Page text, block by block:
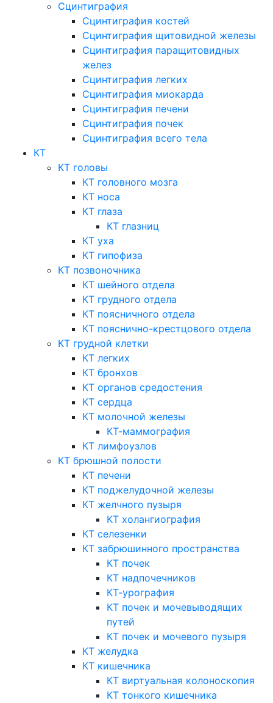
Сцинтиграфия
Сцинтиграфия костей
Сцинтиграфия щитовидной железы
Сцинтиграфия паращитовидных
желез
Сцинтиграфия легких
Сцинтиграфия миокарда
Сцинтиграфия печени
Сцинтиграфия почек
Сцинтиграфия всего тела
КТ
КТ головы
КТ головного мозга
КТ носа
КТ глаза
КТ глазниц
КТ уха
КТ гипофиза
КТ позвоночника
КТ шейного отдела
КТ грудного отдела
КТ поясничного отдела
КТ пояснично-крестцового отдела
КТ грудной клетки
КТ легких
КТ бронхов
КТ органов средостения
КТ сердца
КТ молочной железы
КТ-маммография
КТ лимфоузлов
КТ брюшной полости
КТ печени
КТ поджелудочной железы
КТ желчного пузыря
КТ холангиография
КТ селезенки
КТ забрюшинного пространства
КТ почек
КТ надпочечников
КТ-урография
КТ почек и мочевыводящих
путей
КТ почек и мочевого пузыря
КТ желудка
КТ кишечника
КТ виртуальная колоноскопия
КТ тонкого кишечника